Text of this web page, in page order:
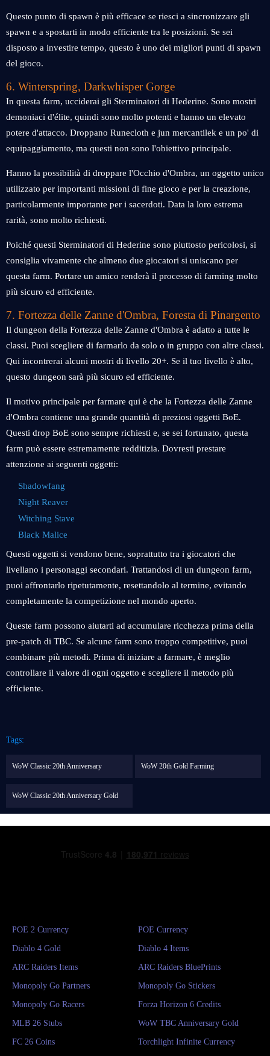
Questo punto di spawn è più efficace se riesci a sincronizzare gli
spawn e a spostarti in modo efficiente tra le posizioni. Se sei
disposto a investire tempo, questo è uno dei migliori punti di spawn
del gioco.
6. Winterspring, Darkwhisper Gorge
In questa farm, ucciderai gli Sterminatori di Hederine. Sono mostri
demoniaci d'élite, quindi sono molto potenti e hanno un elevato
potere d'attacco. Droppano Runecloth e jun mercantilek e un po' di
equipaggiamento, ma questi non sono l'obiettivo principale.
Hanno la possibilità di droppare l'Occhio d'Ombra, un oggetto unico
utilizzato per importanti missioni di fine gioco e per la creazione,
particolarmente importante per i sacerdoti. Data la loro estrema
rarità, sono molto richiesti.
Poiché questi Sterminatori di Hederine sono piuttosto pericolosi, si
consiglia vivamente che almeno due giocatori si uniscano per
questa farm. Portare un amico renderà il processo di farming molto
più sicuro ed efficiente.
7. Fortezza delle Zanne d'Ombra, Foresta di Pinargento
Il dungeon della Fortezza delle Zanne d'Ombra è adatto a tutte le
classi. Puoi scegliere di farmarlo da solo o in gruppo con altre classi.
Qui incontrerai alcuni mostri di livello 20+. Se il tuo livello è alto,
questo dungeon sarà più sicuro ed efficiente.
Il motivo principale per farmare qui è che la Fortezza delle Zanne
d'Ombra contiene una grande quantità di preziosi oggetti BoE.
Questi drop BoE sono sempre richiesti e, se sei fortunato, questa
farm può essere estremamente redditizia. Dovresti prestare
attenzione ai seguenti oggetti:
Shadowfang
Night Reaver
Witching Stave
Black Malice
Questi oggetti si vendono bene, soprattutto tra i giocatori che
livellano i personaggi secondari. Trattandosi di un dungeon farm,
puoi affrontarlo ripetutamente, resettandolo al termine, evitando
completamente la competizione nel mondo aperto.
Queste farm possono aiutarti ad accumulare ricchezza prima della
pre-patch di TBC. Se alcune farm sono troppo competitive, puoi
combinare più metodi. Prima di iniziare a farmare, è meglio
controllare il valore di ogni oggetto e scegliere il metodo più
efficiente.
Tags:
WoW Classic 20th Anniversary WoW 20th Gold Farming
WoW Classic 20th Anniversary Gold
POE 2 Currency POE Currency
Diablo 4 Gold Diablo 4 Items
ARC Raiders Items ARC Raiders BluePrints
Monopoly Go Partners Monopoly Go Stickers
Monopoly Go Racers Forza Horizon 6 Credits
MLB 26 Stubs WoW TBC Anniversary Gold
FC 26 Coins Torchlight Infinite Currency